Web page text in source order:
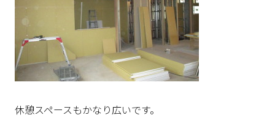
休憩スペースもかなり広いです。